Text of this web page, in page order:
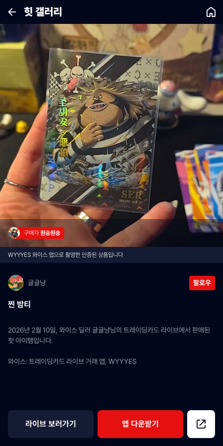
힛 갤러리
구매자 원숭원숭
WYYYES 와이스 앱으로 촬영한 인증된 상품입니다
귤귤냥 팔로우
찐 밤티
2026년 2월 10일, 와이스 딜러 귤귤냥님의 트레이딩카드 라이브에서 판매된
힛 아이템입니다.
와이스: 트레이딩카드 라이브 거래 앱, WYYYES
라이브 보러가기 앱 다운받기